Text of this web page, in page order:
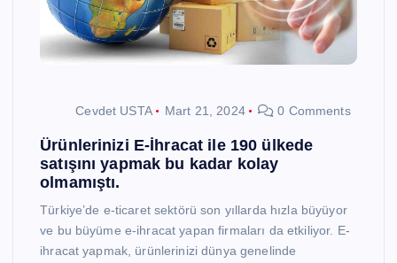
Cevdet USTA Mart 21, 2024 0 Comments
Ürünlerinizi E-İhracat ile 190 ülkede
satışını yapmak bu kadar kolay
olmamıştı.
Türkiye’de e-ticaret sektörü son yıllarda hızla büyüyor
ve bu büyüme e-ihracat yapan firmaları da etkiliyor. E-
ihracat yapmak, ürünlerinizi dünya genelinde